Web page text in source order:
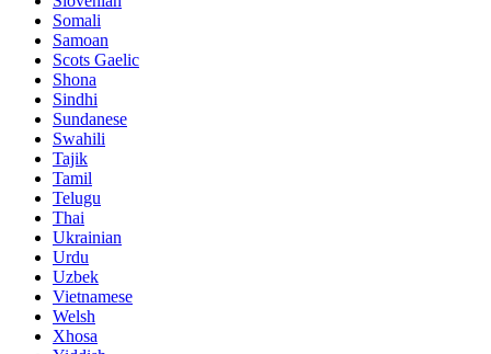
Somali
Samoan
Scots Gaelic
Shona
Sindhi
Sundanese
Swahili
Tajik
Tamil
Telugu
Thai
Ukrainian
Urdu
Uzbek
Vietnamese
Welsh
Xhosa